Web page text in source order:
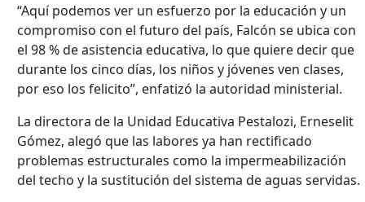
“Aquí podemos ver un esfuerzo por la educación y un
compromiso con el futuro del país, Falcón se ubica con
el 98 % de asistencia educativa, lo que quiere decir que
durante los cinco días, los niños y jóvenes ven clases,
por eso los felicito”, enfatizó la autoridad ministerial.
La directora de la Unidad Educativa Pestalozi, Erneselit
Gómez, alegó que las labores ya han rectificado
problemas estructurales como la impermeabilización
del techo y la sustitución del sistema de aguas servidas.